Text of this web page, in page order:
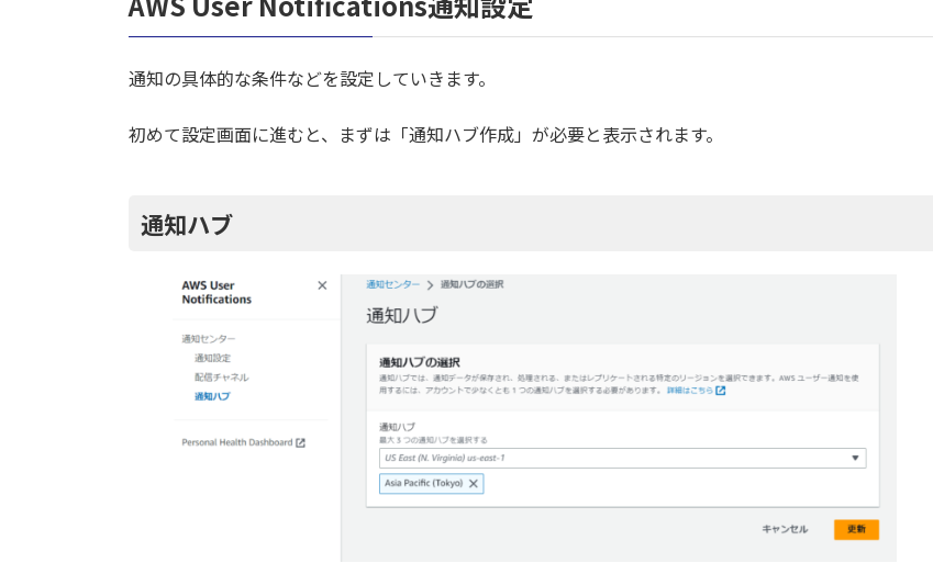
通知の具体的な条件などを設定していきます。
初めて設定画面に進むと、まずは「通知ハブ作成」が必要と表示されます。
通知ハブ